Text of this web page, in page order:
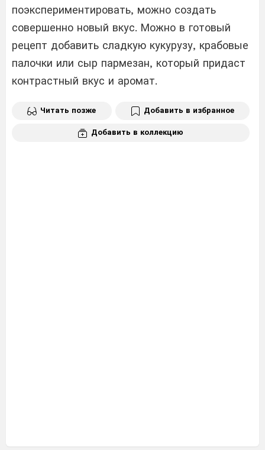
поэкспериментировать, можно создать
совершенно новый вкус. Можно в готовый
рецепт добавить сладкую кукурузу, крабовые
палочки или сыр пармезан, который придаст
контрастный вкус и аромат.
Читать позже Добавить в избранное
Добавить в коллекцию